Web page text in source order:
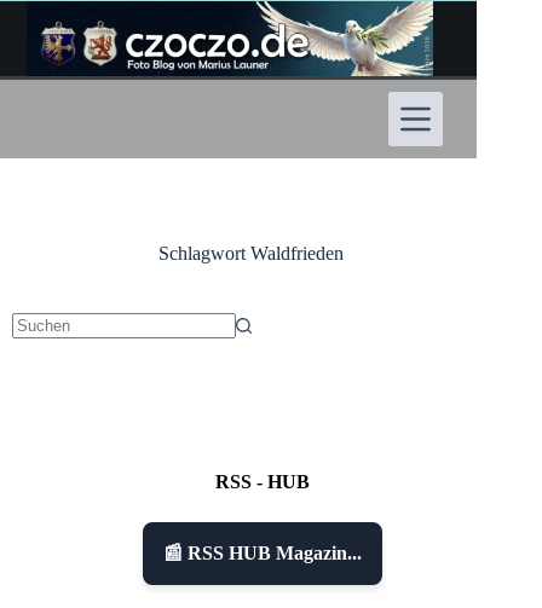
Inhalt
springen
SchlagwortWaldfrieden
RSS - HUB
📰 RSS HUB Magazin...